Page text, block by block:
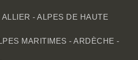
ALLIER -ALPES DE HAUTE
MARITIMES - ARDÈCHE -